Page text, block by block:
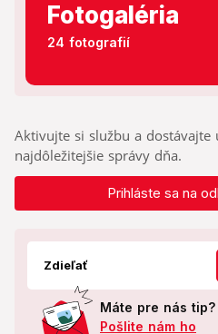
Fotogaléria
24 fotografií
Aktivujte si službu a dostávajte
najdôležitejšie správy dňa.
Prihláste sa na
Zdieľať
Máte pre nás tip?
Pošlite nám ho